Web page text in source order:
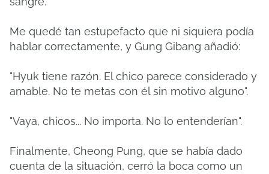
Me quedé tan estupefacto que ni siquiera podía
hablar correctamente, y Gung Gibang añadió:
"Hyuk tiene razón. El chico parece considerado y
amable. No te metas con él sin motivo alguno".
"Vaya, chicos... No importa. No lo entenderían".
Finalmente, Cheong Pung, que se había dado
cuenta de la situación, cerró la boca como un